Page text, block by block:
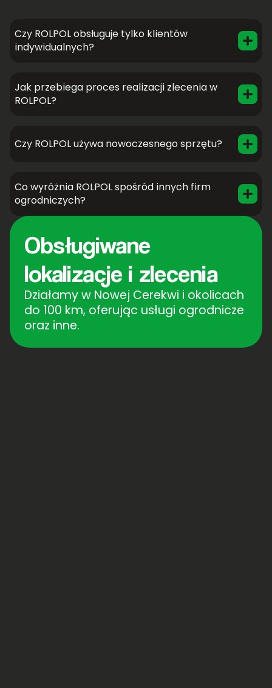
Czy ROLPOL obsługuje tylko klientów
indywidualnych?
Jak przebiega proces realizacji zlecenia w
ROLPOL?
Czy ROLPOL używa nowoczesnego sprzętu?
Co wyróżnia ROLPOL spośród innych firm
ogrodniczych?
Obsługiwane
lokalizacje i zlecenia
Działamy w Nowej Cerekwi i okolicach
do 100 km, oferując usługi ogrodnicze
oraz inne.